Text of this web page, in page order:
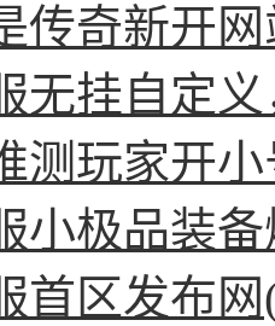
传奇新开
无挂自定
测玩家开
小极品装
首区发布网